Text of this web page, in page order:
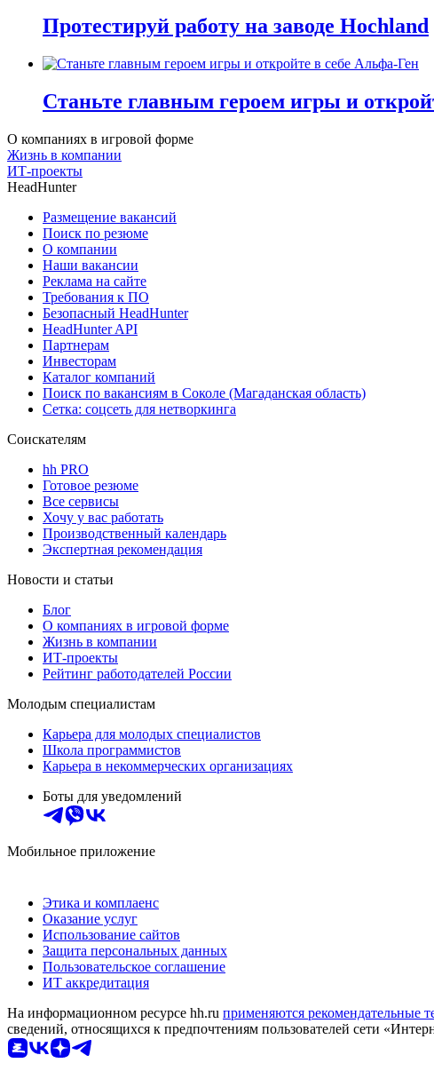
Протестируй работу на заводе Hochland
Станьте главным героем игры и
О компаниях в игровой форме
Жизнь в компании
ИТ-проекты
HeadHunter
Размещение вакансий
Поиск по резюме
О компании
Наши вакансии
Реклама на сайте
Требования к ПО
Безопасный HeadHunter
HeadHunter API
Партнерам
Инвесторам
Каталог компаний
Поиск по вакансиям в Соколе (Магаданская область)
Сетка: соцсеть для нетворкинга
Соискателям
hh PRO
Готовое резюме
Все сервисы
Хочу у вас работать
Производственный календарь
Экспертная рекомендация
Новости и статьи
Блог
О компаниях в игровой форме
Жизнь в компании
ИТ-проекты
Рейтинг работодателей России
Молодым специалистам
Карьера для молодых специалистов
Школа программистов
Карьера в некоммерческих организациях
Боты для уведомлений
Мобильное приложение
Этика и комплаенс
Оказание услуг
Использование сайтов
Защита персональных данных
Пользовательское соглашение
ИТ аккредитация
На информационном ресурсе hh.ru применяются рекомендательные
сведений, относящихся к предпочтениям пользователей сети